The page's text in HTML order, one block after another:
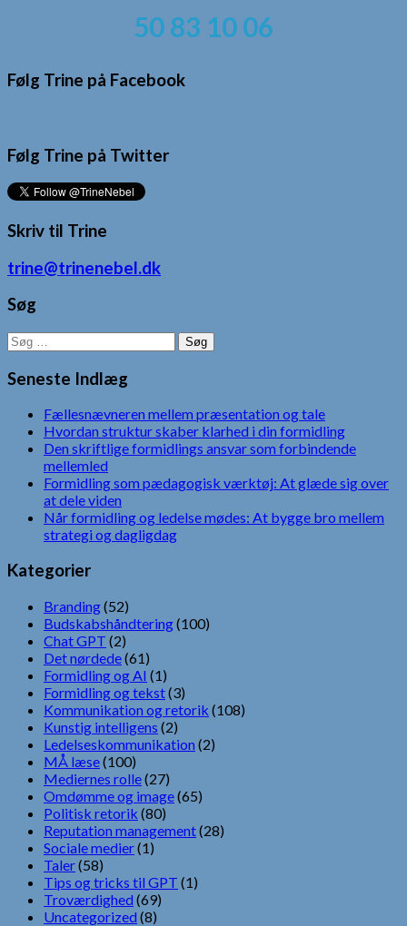
50 83 10 06
Følg Trine på Facebook
Følg Trine på Twitter
Skriv til Trine
trine@trinenebel.dk
Søg
Søg
efter:
Seneste Indlæg
Fællesnævneren mellem præsentation og tale
Hvordan struktur skaber klarhed i din formidling
Den skriftlige formidlings ansvar som forbindende
mellemled
Formidling som pædagogisk værktøj: At glæde sig over
at dele viden
Når formidling og ledelse mødes: At bygge bro mellem
strategi og dagligdag
Kategorier
Branding(52)
Budskabshåndtering(100)
Chat GPT (2)
Det nørdede(61)
Formidling og AI (1)
Formidling og tekst(3)
Kommunikation og retorik (108)
Kunstig intelligens (2)
Ledelseskommunikation (2)
MÅ læse(100)
Mediernes rolle(27)
Omdømme og image(65)
Politisk retorik (80)
Reputation management(28)
Sociale medier(1)
Taler(58)
Tips og tricks til GPT (1)
Troværdighed (69)
Uncategorized (8)